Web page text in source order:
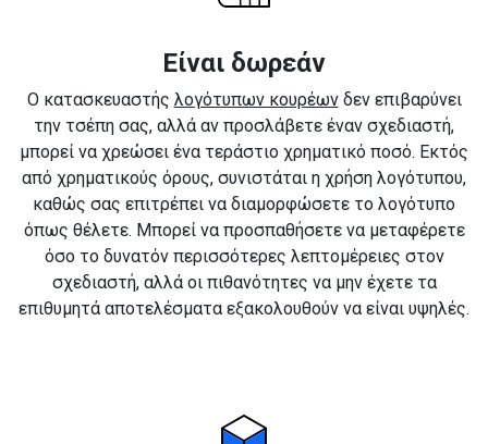
Είναι δωρεάν
Ο κατασκευαστής λογότυπων κουρέωνδεν επιβαρύνει
την τσέπη σας, αλλά αν προσλάβετε έναν σχεδιαστή,
μπορεί να χρεώσει ένα τεράστιο χρηματικό ποσό. Εκτός
από χρηματικούς όρους, συνιστάται η χρήση λογότυπου,
καθώς σας επιτρέπει να διαμορφώσετε το λογότυπο
όπως θέλετε. Μπορεί να προσπαθήσετε να μεταφέρετε
όσο το δυνατόν περισσότερες λεπτομέρειες στον
σχεδιαστή, αλλά οι πιθανότητες να μην έχετε τα
επιθυμητά αποτελέσματα εξακολουθούν να είναι υψηλές.